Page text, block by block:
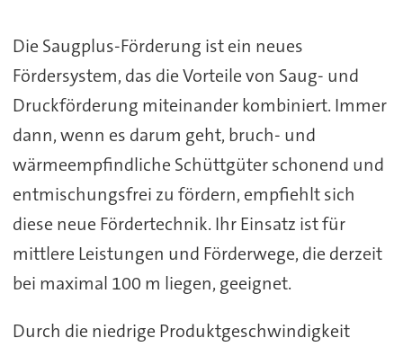
Die Saugplus-Förderung ist ein neues
Fördersystem, das die Vorteile von Saug- und
Druckförderung miteinander kombiniert. Immer
dann, wenn es darum geht, bruch- und
wärmeempfindliche Schüttgüter schonend und
entmischungsfrei zu fördern, empfiehlt sich
diese neue Fördertechnik. Ihr Einsatz ist für
mittlere Leistungen und Förderwege, die derzeit
bei maximal 100 m liegen, geeignet.
Durch die niedrige Produktgeschwindigkeit